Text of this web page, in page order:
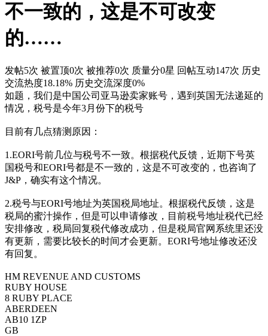
不一致的，这是不可改变
的……
发帖5次 被置顶0次 被推荐0次 质量分0星 回帖互动147次 历史
交流热度18.18% 历史交流深度0%
如题，我们是中国公司亚马逊卖家账号，遇到英国无法递延的
情况，税号是今年3月份下的税号
目前有几点猜测原因：
1.EORI号前几位与税号不一致。根据税代反馈，近期下号英
国税号和EORI号都是不一致的，这是不可改变的，也咨询了
J&P，确实有这个情况。
2.税号与EORI号地址为英国税局地址。根据税代反馈，这是
税局的蜜汁操作，但是可以申请修改，目前税号地址税代已经
安排修改，税局回复税代修改成功，但是税局官网系统里还没
有更新，需要比较长的时间才会更新。EORI号地址修改还没
有回复。
HM REVENUE AND CUSTOMS
RUBY HOUSE
8 RUBY PLACE
ABERDEEN
AB10 1ZP
GB